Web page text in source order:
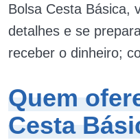
Bolsa Cesta Básica,
detalhes e se
receber o dinheiro;
Quem
Cesta